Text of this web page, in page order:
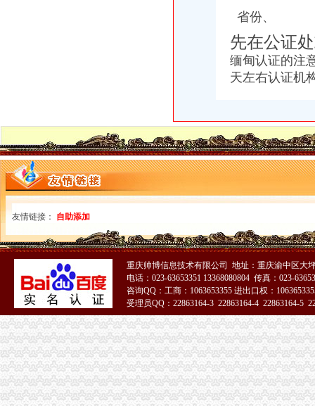
创业者关心的重庆九龙坡注册公司流程,这一篇就搞定啦！-商务服
单位纳税人、个体工商户、分支机构办理税务登记证的流程
注册个公司要多少钱？注册公司流程步骤_更富学院_资讯_更富网
重庆沙坪坝门户网
重庆--中国政协新闻网--人民网
2017年公司注册流程-法律快车公司法
办理税务登记有哪些流程-法律知识|华律网（66Law.cn）
重庆市地方税务局“三证合一、一证一码”登记模式办税（费）指南
开沙场与开采石场手续_破碎机厂家
公司设立流程析.ppt
沙坪坝公司注册_沙坪坝注册公司_沙坪坝代办注册公司_沙坪坝代理公
如何重新申请税务登记证办理流程-搜问问
包头市注册公司都要什么手续_搜狐财经_搜狐网
重庆资质认证：重庆代办机构快速代办房地产开发资质,执照,物管资
公司注册流程及费用标准-法律知识大全|律师365(.com)
江岸记账代理公司怎么收费的？迅速办理找哪家？-中介代理-深圳酷易搜
【重庆公司代办之“三证合一”新旧照换领的流程】-沙坪坝小龙坎易
注册一个电子商务公司_北京顶呱呱公司注册_搜狐其它_搜狐网
成立分公司的流程是什么-法律知识大全|律师365(.com)
重庆资质认证：重庆企源工商快速代办渝中区的房地产开发资质延期新
申请注册一个人力资源公司需要哪些流程和费用。我们公司主要从事代
想自己开公司,那么一人公司注册流程是什么？_搜狐财经_搜狐网
省份、
先在公证
缅甸认证的注
天左右认证机
友情链接： 自助添加
重庆帅博信息技术有限公司 地址：重庆渝中区大
电话：023-63653351 13368080804 传真：023-
咨询QQ：工商：1063653355 进出口权：
受理员QQ：22863164-3 22863164-4 22863164-5
51La